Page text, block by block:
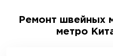
Ремонт швейных
метро